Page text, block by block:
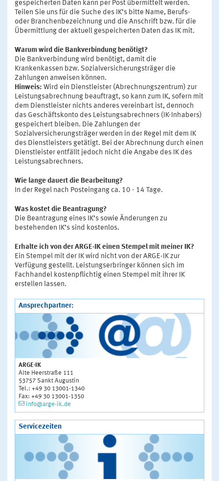
gespeicherten Daten kann per Post übermittelt werden.
Teilen Sie uns für die Suche des IK’s bitte Name, Berufs-
oder Branchenbezeichnung und die Anschrift bzw. für die
Übermittlung der aktuell gespeicherten Daten das IK mit.
Warum wird die Bankverbindung benötigt?
Die Bankverbindung wird benötigt, damit die
Krankenkassen bzw. Sozialversicherungsträger die
Zahlungen anweisen können.
Hinweis: Wird ein Dienstleister (Abrechnungszentrum) zur
Leistungsabrechnung beauftragt, so kann zum IK, sofern mit
dem Dienstleister nichts anderes vereinbart ist, dennoch
das Geschäftskonto des Leistungsabrechners (IK-Inhabers)
gespeichert bleiben. Die Zahlungen der
Sozialversicherungsträger werden in der Regel mit dem IK
des Dienstleisters getätigt. Bei der Abrechnung durch einen
Dienstleister entfällt jedoch nicht die Angabe des IK des
Leistungsabrechners.
Wie lange dauert die Bearbeitung?
In der Regel nach Posteingang ca. 10 - 14 Tage.
Was kostet die Beantragung?
Die Beantragung eines IK’s sowie Änderungen zu
bestehenden IK’s sind kostenlos.
Erhalte ich von der ARGE·IK einen Stempel mit meiner IK?
Ein Stempel mit der IK wird nicht von der ARGE·IK zur
Verfügung gestellt. Leistungserbringer können sich im
Fachhandel kostenpflichtig einen Stempel mit ihrer IK
erstellen lassen.
Ansprechpartner:
ARGE·IK
Alte Heerstraße 111
53757 Sankt Augustin
Tel.: +49 30 13001-1340
Fax: +49 30 13001-1350
info@arge-ik.de
Servicezeiten